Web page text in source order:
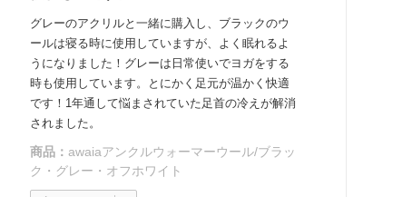
グレーのアクリルと一緒に購入し、ブラックのウ
ールは寝る時に使用していますが、よく眠れるよ
うになりました！グレーは日常使いでヨガをする
時も使用しています。とにかく足元が温かく快適
です！1年通して悩まされていた足首の冷えが解消
されました。
商品： awaiaアンクルウォーマーウール/ブラッ
ク・グレー・オフホワイト